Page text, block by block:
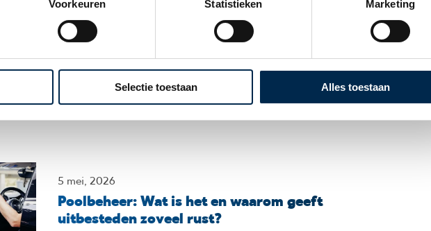
Voorkeuren Statistieken Marketing
Selectie toestaan Alles toestaan
26 juni, 2026
Nieuwe uitzonderingen op de pseudo-
Het kabinet heeft enkele uitzonderingen aangekondigd op de
pseudo-eindheffing voor
5 mei, 2026
Poolbeheer: Wat is het en waarom geeft
uitbesteden zoveel rust?